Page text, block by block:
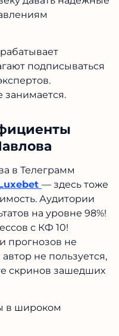
давать
автор не
в Телеграмм
— здесь
результатов
для
не добиться.
отчеты
зашедших